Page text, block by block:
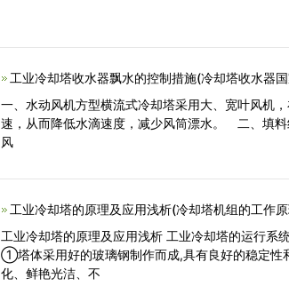
工业冷却塔收水器飘水的控制措施(冷却塔收水器
一、水动风机方型横流式冷却塔采用大、宽叶风机
速，从而降低水滴速度，减少风筒漂水。 二、填
风
工业冷却塔的原理及应用浅析(冷却塔机组的工作
工业冷却塔的原理及应用浅析 工业冷却塔的运行系
①塔体采用好的玻璃钢制作而成,具有良好的稳定性
化、鲜艳光洁、不